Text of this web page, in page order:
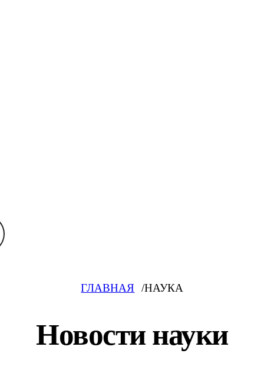
ГЛАВНАЯ НАУКА
Новости науки